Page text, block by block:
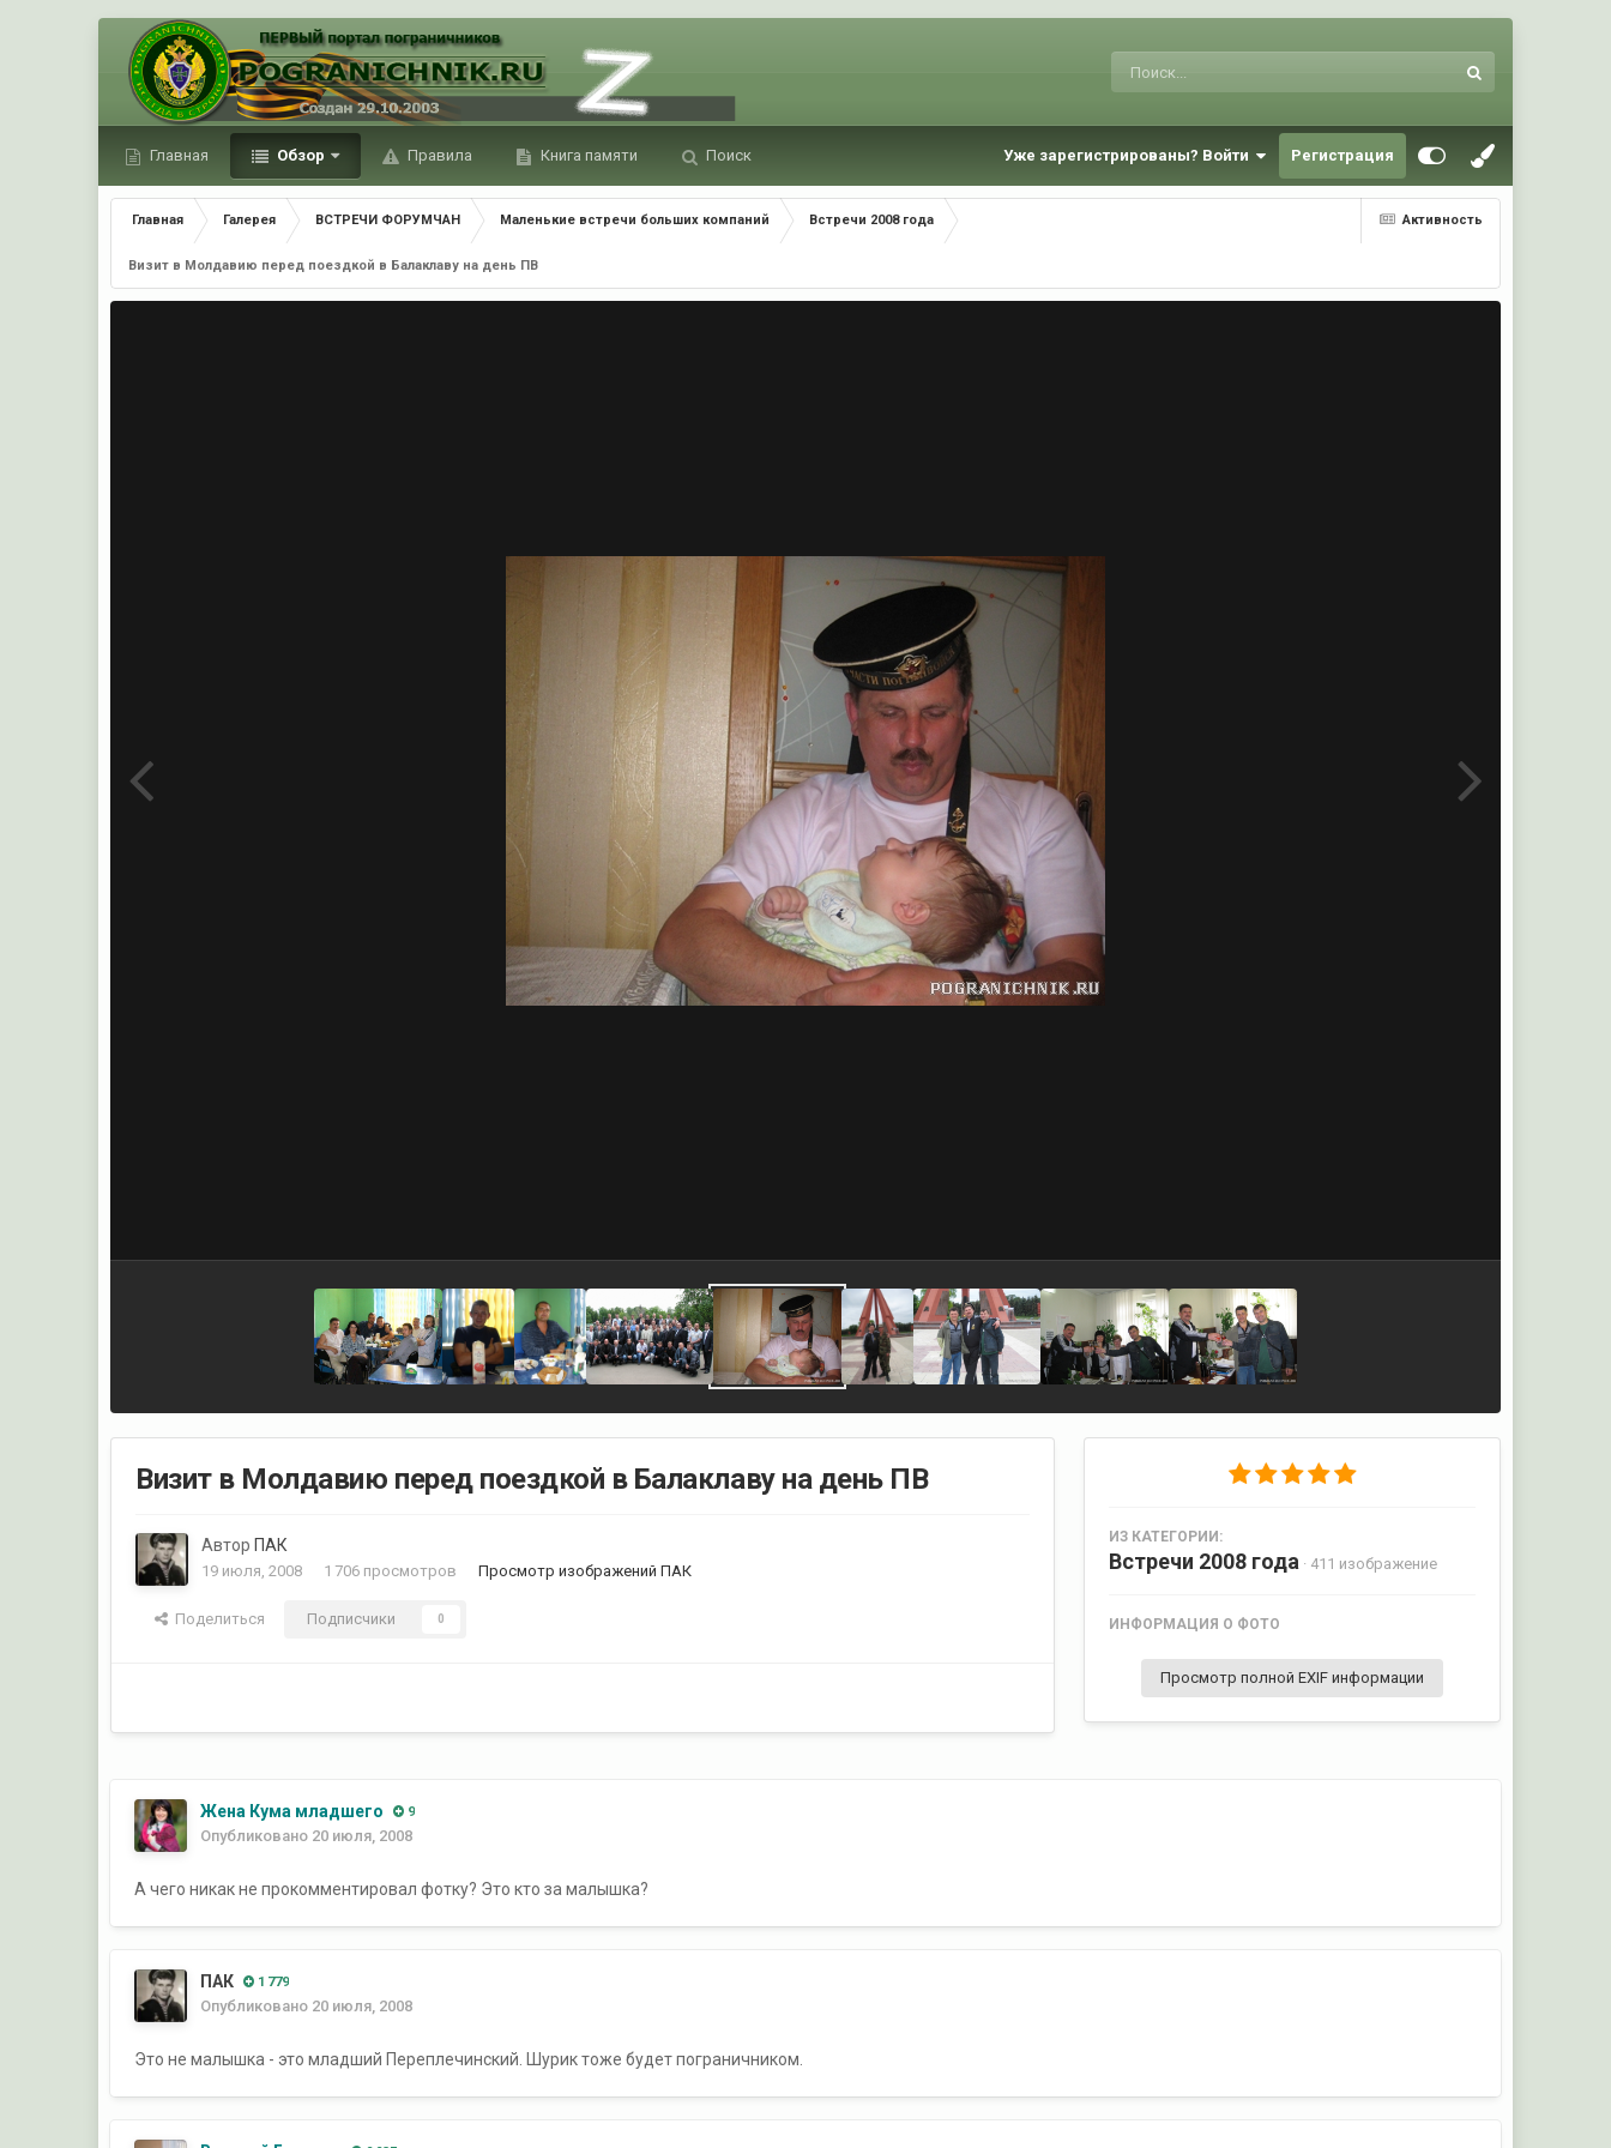
Главная Обзор Правила Книга памяти Поиск Уже зарегистрированы? Войти Регистрация
Активность
Главная Галерея ВСТРЕЧИ ФОРУМЧАН Маленькие встречи больших компаний Встречи 2008 года
Визит в Молдавию перед поездкой в Балаклаву на день ПВ
Визит в Молдавию перед поездкой в Балаклаву на день ПВ
Автор ПАК
19 июля, 2008 1 706 просмотров Просмотр изображений ПАК
Поделиться Подписчики 0
ИЗ КАТЕГОРИИ:
Встречи 2008 года · 411 изображение
ИНФОРМАЦИЯ О ФОТО
Просмотр полной EXIF информации
Жена Кума младшего 9
Опубликовано 20 июля, 2008
А чего никак не прокомментировал фотку? Это кто за малышка?
ПАК 1 779
Опубликовано 20 июля, 2008
Это не малышка - это младший Переплечинский. Шурик тоже будет пограничником.